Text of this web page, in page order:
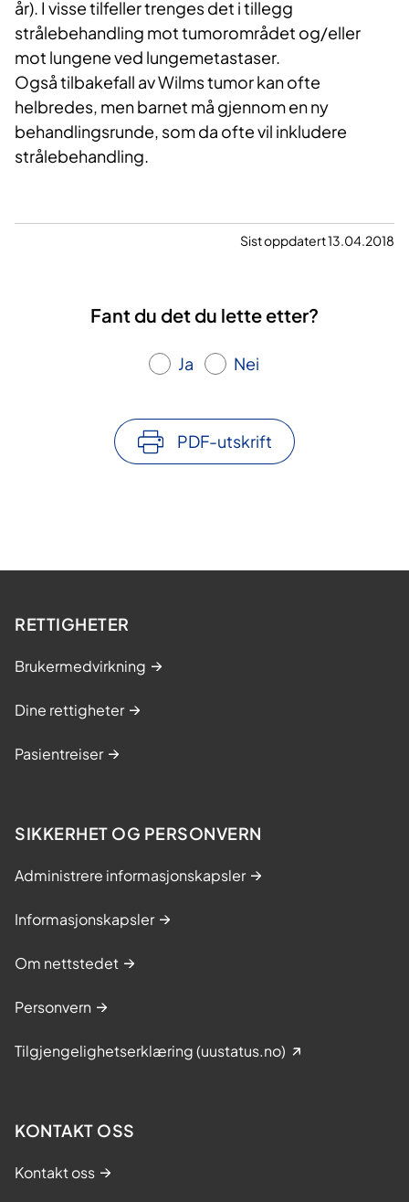
år). I visse tilfeller trenges det i tillegg
strålebehandling mot tumorområdet og/eller
mot lungene ved lungemetastaser.
Også tilbakefall av Wilms tumor kan ofte
helbredes, men barnet må gjennom en ny
behandlingsrunde, som da ofte vil inkludere
strålebehandling.
Sist oppdatert 13.04.2018
Fant du det du lette etter?
Ja Nei
PDF-utskrift
RETTIGHETER
Brukermedvirkning
Dine rettigheter
Pasientreiser
SIKKERHET OG PERSONVERN
Administrere informasjonskapsler
Informasjonskapsler
Om nettstedet
Personvern
Tilgjengelighetserklæring (uustatus.no)
KONTAKT OSS
Kontakt oss